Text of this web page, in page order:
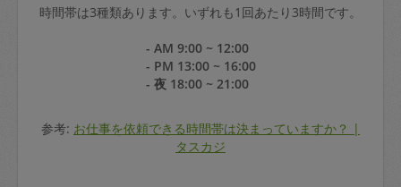
時間帯は3種類あります。いずれも1回あたり3時間です。
- AM 9:00 ~ 12:00
- PM 13:00 ~ 16:00
- 夜 18:00 ~ 21:00
参考: お仕事を依頼できる時間帯は決まっていますか？ |
タスカジ